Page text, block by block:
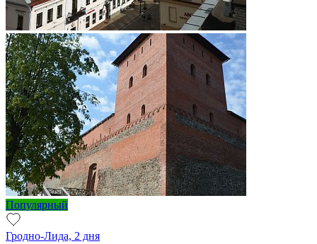
Популярный
Гродно-Лида, 2 дня